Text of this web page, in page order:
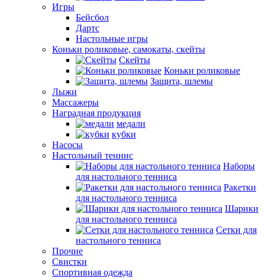
Игры
Бейсбол
Дартс
Настольные игры
Коньки роликовые, самокаты, скейты
Скейты
Коньки роликовые
Защита, шлемы
Лыжи
Массажеры
Наградная продукция
медали
кубки
Насосы
Настольный теннис
Наборы
для настольного тенниса
Ракетки
для настольного тенниса
Шарики
для настольного тенниса
Сетки для
настольного тенниса
Прочие
Свистки
Спортивная одежда